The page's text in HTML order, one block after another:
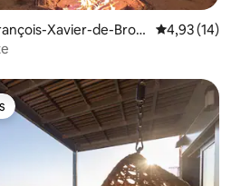
Xavier-de-Brom
4,93 de uma
4,93 (14)